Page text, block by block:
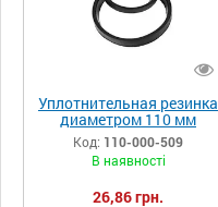
Уплотнительная резинка
диаметром 110 мм
Код: 110-000-509
В наявності
26,86 грн.